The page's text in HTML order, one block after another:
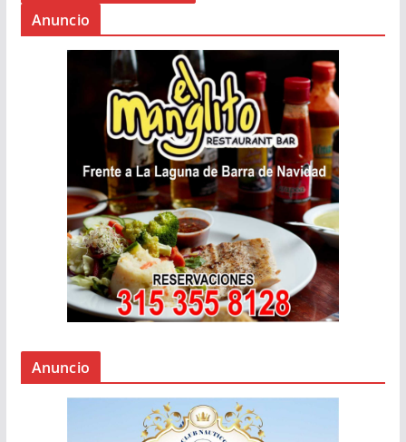
Anuncio
Anuncio